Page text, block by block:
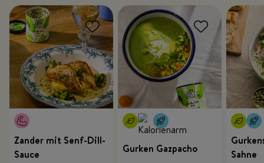
Zander mit Senf-Dill-
Sauce
Gurken Gazpacho
Sahne